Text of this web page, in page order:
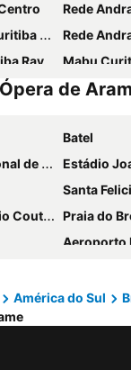
Rede
Torres
Rede
Rayon
Mabu
Pestana
SJ Executive
Shopping
Go Inn
Master Curitiba Hotel -
Inn
Slim
Alta
Johnscher by
de
Batel
Pena
Estádio Joaquim
Santa
Pereira
Praia do
Aeroporto
Central
América do Sul